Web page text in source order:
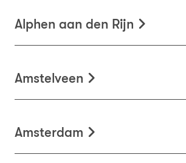
Alphen aan den Rijn
Amstelveen
Amsterdam